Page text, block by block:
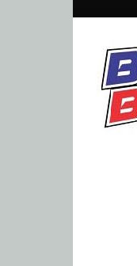
Portal
Berita
Balap
Paling